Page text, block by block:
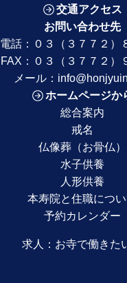
交通アクセス
お問い合わせ先
電話： ０３（３７７２）
FAX：０３（３７７２）
メール：
ホームページか
総合案内
戒名
仏像葬（お骨仏）
水子供養
人形供養
本寿院と住職につ
予約カレンダー
求人： お寺で働きた